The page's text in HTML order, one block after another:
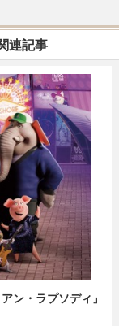
連記事
ン・ラプソディ』